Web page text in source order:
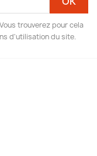
trouverez pour cela
d'utilisation du site.